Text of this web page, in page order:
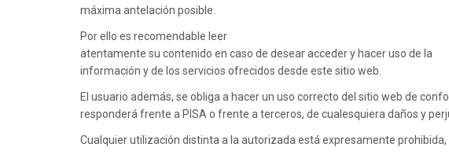
máxima antelación posible.
Por ello es recomendable leer
atentamente su contenido en caso de desear acceder y hacer uso de la
información y de los servicios ofrecidos desde este sitio web.
El usuario además, se obliga a hacer un uso correcto del sitio web de
responderá frente a PISA o frente a terceros, de cualesquiera daños y
Cualquier utilización distinta a la autorizada está expresamente